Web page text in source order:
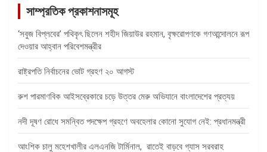
সাম্প্রতিক প্রকাশনাসমূহ
‘সবুজ বিপ্লবের’ পথিকৃৎ ছিলেন শহীদ জিয়াউর রহমান, বৃক্ষরোপণকে গণআন্দোলনে রূপ
দেওয়ার আহ্বান পরিবেশমন্ত্রীর
রাষ্ট্রপতি নির্বাচনের ভোট গ্রহণ ২০ আগস্ট
রুশ পারমাণবিক আইসব্রেকারে চড়ে উত্তর মেরু অভিযানে বাংলাদেশের প্রত্যয়
নদী দূষণ রোধে সমন্বিত পদক্ষেপ গ্রহণে অবহেলার কোনো সুযোগ নেই: প্রধানমন্ত্রী
আংশিক চালু মহেশখালীর এলএনজি টার্মিনাল, রাতেই বাড়বে গ্যাস সরবরাহ